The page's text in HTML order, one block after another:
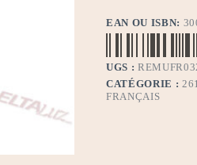
EAN OU ISBN:
UGS :
CATÉGORIE :
FRANÇAIS